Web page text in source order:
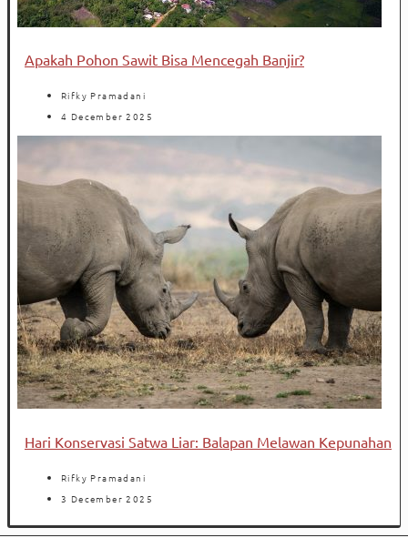
Apakah Pohon Sawit Bisa Mencegah Banjir?
Rifky Pramadani
4 December 2025
Hari Konservasi Satwa Liar: Balapan Melawan Kepunahan
Rifky Pramadani
3 December 2025